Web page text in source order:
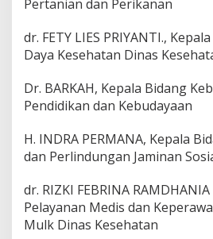
Pertanian dan Perikanan
dr. FETY LIES PRIYANTI.,
Daya Kesehatan Dinas
Dr. BARKAH, Kepala Bidang
Pendidikan dan Kebudayaan
H. INDRA PERMANA, Kepala
dan Perlindungan Jaminan
dr. RIZKI FEBRINA
Pelayanan Medis dan
Mulk Dinas Kesehatan